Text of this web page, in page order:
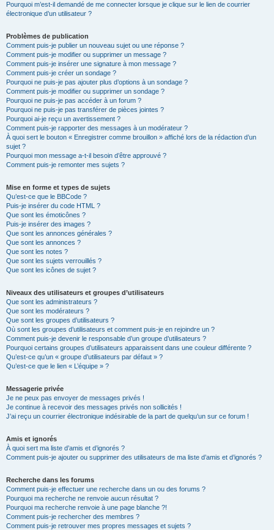
Pourquoi m’est-il demandé de me connecter lorsque je clique sur le lien de courrier
électronique d’un utilisateur ?
Problèmes de publication
Comment puis-je publier un nouveau sujet ou une réponse ?
Comment puis-je modifier ou supprimer un message ?
Comment puis-je insérer une signature à mon message ?
Comment puis-je créer un sondage ?
Pourquoi ne puis-je pas ajouter plus d’options à un sondage ?
Comment puis-je modifier ou supprimer un sondage ?
Pourquoi ne puis-je pas accéder à un forum ?
Pourquoi ne puis-je pas transférer de pièces jointes ?
Pourquoi ai-je reçu un avertissement ?
Comment puis-je rapporter des messages à un modérateur ?
À quoi sert le bouton « Enregistrer comme brouillon » affiché lors de la rédaction d’un
sujet ?
Pourquoi mon message a-t-il besoin d’être approuvé ?
Comment puis-je remonter mes sujets ?
Mise en forme et types de sujets
Qu’est-ce que le BBCode ?
Puis-je insérer du code HTML ?
Que sont les émoticônes ?
Puis-je insérer des images ?
Que sont les annonces générales ?
Que sont les annonces ?
Que sont les notes ?
Que sont les sujets verrouillés ?
Que sont les icônes de sujet ?
Niveaux des utilisateurs et groupes d’utilisateurs
Que sont les administrateurs ?
Que sont les modérateurs ?
Que sont les groupes d’utilisateurs ?
Où sont les groupes d’utilisateurs et comment puis-je en rejoindre un ?
Comment puis-je devenir le responsable d’un groupe d’utilisateurs ?
Pourquoi certains groupes d’utilisateurs apparaissent dans une couleur différente ?
Qu’est-ce qu’un « groupe d’utilisateurs par défaut » ?
Qu’est-ce que le lien « L’équipe » ?
Messagerie privée
Je ne peux pas envoyer de messages privés !
Je continue à recevoir des messages privés non sollicités !
J’ai reçu un courrier électronique indésirable de la part de quelqu’un sur ce forum !
Amis et ignorés
À quoi sert ma liste d’amis et d’ignorés ?
Comment puis-je ajouter ou supprimer des utilisateurs de ma liste d’amis et d’ignorés ?
Recherche dans les forums
Comment puis-je effectuer une recherche dans un ou des forums ?
Pourquoi ma recherche ne renvoie aucun résultat ?
Pourquoi ma recherche renvoie à une page blanche ?!
Comment puis-je rechercher des membres ?
Comment puis-je retrouver mes propres messages et sujets ?